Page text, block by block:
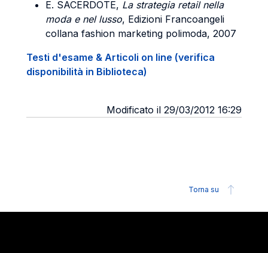
E. SACERDOTE, La strategia retail nella
moda e nel lusso, Edizioni Francoangeli
collana fashion marketing polimoda, 2007
Testi d'esame & Articoli on line (verifica
disponibilità in Biblioteca)
Modificato il 29/03/2012 16:29
Torna su